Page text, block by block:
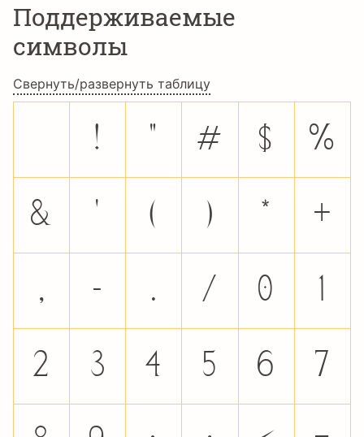
Поддерживаемые
символы
Свернуть/развернуть таблицу
! " # $ %
& ' ( ) * +
, - . / 0 1
2 3 4 5 6 7